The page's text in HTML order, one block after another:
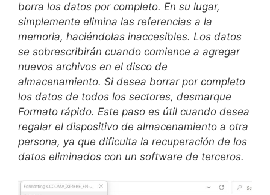
borra los datos por completo. En su lugar,
simplemente elimina las referencias a la
memoria, haciéndolas inaccesibles. Los datos
se sobrescribirán cuando comience a agregar
nuevos archivos en el disco de
almacenamiento. Si desea borrar por completo
los datos de todos los sectores, desmarque
Formato rápido. Este paso es útil cuando desea
regalar el dispositivo de almacenamiento a otra
persona, ya que dificulta la recuperación de los
datos eliminados con un software de terceros.